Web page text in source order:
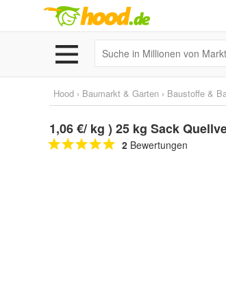
Hood › Baumarkt & Garten › Baustoffe &
1,06 €/ kg ) 25 kg Sack
2 Bewertungen